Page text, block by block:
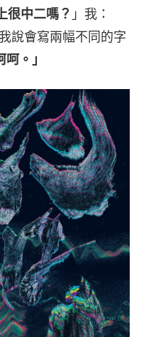
很中二嗎？ 」我：
說會寫兩幅不同的字
。」